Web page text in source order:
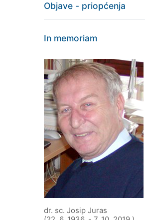
Objave - priopćenja
In memoriam
dr. sc. Josip Juras